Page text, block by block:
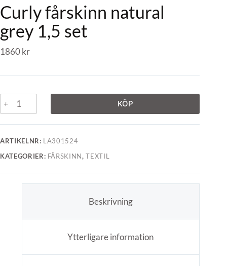
Curly fårskinn natural
grey 1,5 set
1860kr
KÖP
ARTIKELNR: LA301524
KATEGORIER: FÅRSKINN,TEXTIL
Beskrivning
Ytterligare information